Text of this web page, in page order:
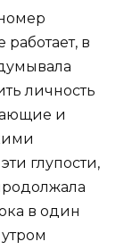
в
личность
и
глупости,
в один